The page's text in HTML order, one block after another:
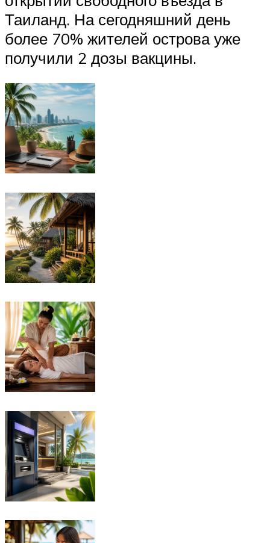
Таиланд. На сегодняшний день
более 70% жителей острова уже
получили 2 дозы вакцины.